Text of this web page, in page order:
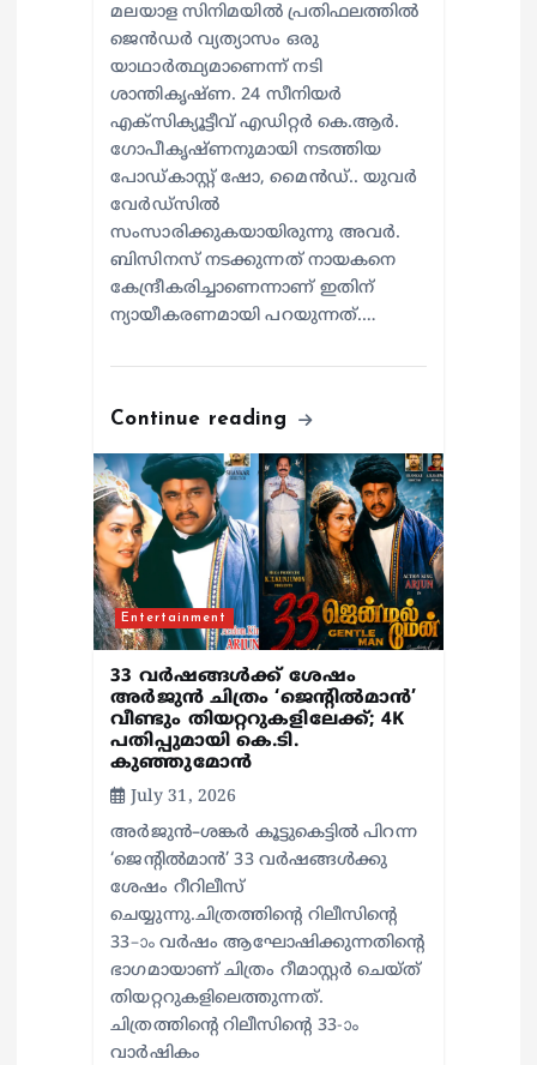
മലയാള സിനിമയില്‍ പ്രതിഫലത്തില്‍
ജെന്‍ഡര്‍ വ്യത്യാസം ഒരു
യാഥാര്‍ത്ഥ്യമാണെന്ന് നടി
ശാന്തികൃഷ്ണ. 24 സീനിയര്‍
എക്സിക്യൂട്ടീവ് എഡിറ്റര്‍ കെ.ആര്‍.
ഗോപീകൃഷ്ണനുമായി നടത്തിയ
പോഡ്കാസ്റ്റ് ഷോ, മൈന്‍ഡ്.. യുവര്‍
വേര്‍ഡ്സില്‍
സംസാരിക്കുകയായിരുന്നു അവര്‍.
ബിസിനസ് നടക്കുന്നത് നായകനെ
കേന്ദ്രീകരിച്ചാണെന്നാണ് ഇതിന്
ന്യായീകരണമായി പറയുന്നത്.…
Continue reading
Entertainment
33 വർഷങ്ങൾക്ക് ശേഷം
അർജുൻ ചിത്രം ‘ജെന്റിൽമാൻ’
വീണ്ടും തിയറ്ററുകളിലേക്ക്; 4K
പതിപ്പുമായി കെ.ടി.
കുഞ്ഞുമോൻ
July 31, 2026
അർജുൻ–ശങ്കർ കൂട്ടുകെട്ടിൽ പിറന്ന
‘ജെന്റിൽമാൻ’ 33 വർഷങ്ങൾക്കു
ശേഷം റീറിലീസ്
ചെയ്യുന്നു.ചിത്രത്തിന്റെ റിലീസിന്റെ
33–ാം വർഷം ആഘോഷിക്കുന്നതിന്റെ
ഭാഗമായാണ് ചിത്രം റീമാസ്റ്റർ ചെയ്ത്
തിയറ്ററുകളിലെത്തുന്നത്.
ചിത്രത്തിന്റെ റിലീസിന്റെ 33-ാം
വാർഷികം